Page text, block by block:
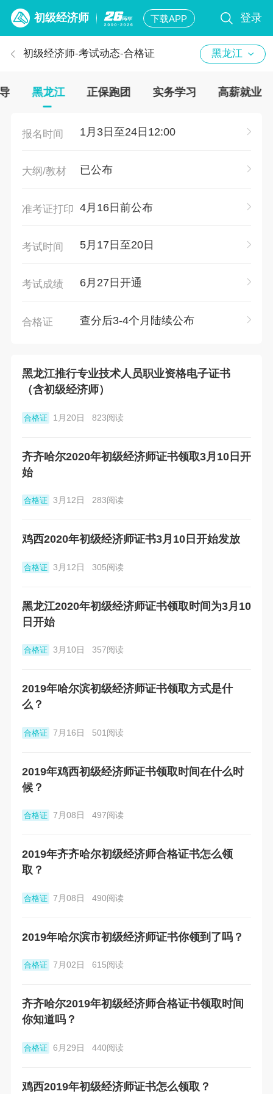
初级经济师 下载APP 登录
黑龙江
初级经济师-考试动态-合格证
黑龙江 正保跑团 实务学习 高薪就业
报名时间 1月3日至24日12:00
大纲/教材 已公布
准考证打印 4月16日前公布
考试时间 5月17日至20日
考试成绩 6月27日开通
合格证 查分后3-4个月陆续公布
黑龙江推行专业技术人员职业资格电子证书
（含初级经济师）
合格证 1月20日 823阅读
齐齐哈尔2020年初级经济师证书领取3月10日开
始
合格证 3月12日 283阅读
鸡西2020年初级经济师证书3月10日开始发放
合格证 3月12日 305阅读
黑龙江2020年初级经济师证书领取时间为3月10
日开始
合格证 3月10日 357阅读
2019年哈尔滨初级经济师证书领取方式是什
么？
合格证 7月16日 501阅读
2019年鸡西初级经济师证书领取时间在什么时
候？
合格证 7月08日 497阅读
2019年齐齐哈尔初级经济师合格证书怎么领
取？
合格证 7月08日 490阅读
2019年哈尔滨市初级经济师证书你领到了吗？
合格证 7月02日 615阅读
齐齐哈尔2019年初级经济师合格证书领取时间
你知道吗？
合格证 6月29日 440阅读
鸡西2019年初级经济师证书怎么领取？